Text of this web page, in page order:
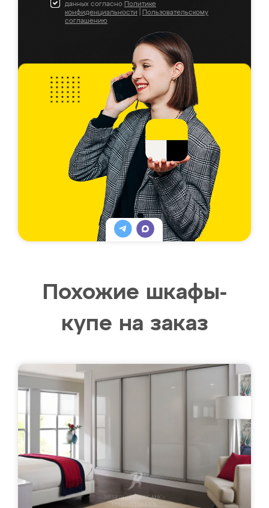
данных согласно Политике
конфиденциальности
Пользовательскому
соглашению
Похожие шкафы-
купе на заказ